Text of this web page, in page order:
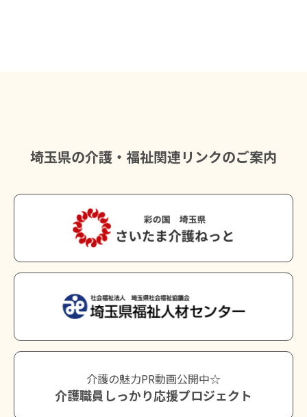
埼玉県の介護・福祉関連リンクのご案内
介護の魅力PR動画公開中☆
介護職員しっかり応援プロジェクト